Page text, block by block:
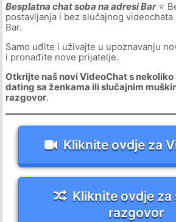
Besplatna chat soba na adresi Bar⭐
postavljanja i bez slučajnog
Bar.
Samo uđite i uživajte u upoznavanju
i pronađite nove prijatelje.
Otkrijte naš novi VideoChat s
dating sa ženkama ili slučajnim
razgovor.
Kliknite ovdje za
Kliknite ovdje za
razgovor